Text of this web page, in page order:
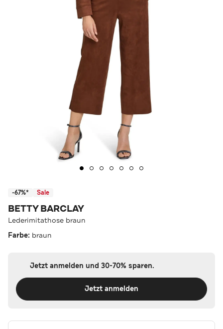
-67%* Sale
BETTY BARCLAY
Lederimitathose braun
Farbe: braun
Jetzt anmelden und 30-70% sparen.
Jetzt anmelden